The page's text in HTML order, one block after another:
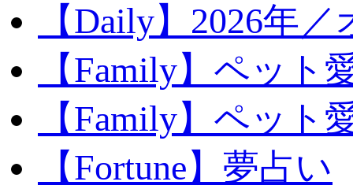
【Daily】2026年
【Family】ペット
【Family】ペット
【Fortune】夢占い